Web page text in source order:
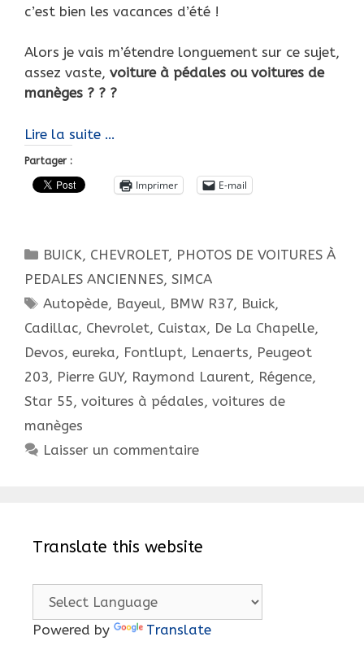
c’est bien les vacances d’été !
Alors je vais m’étendre longuement sur ce sujet,
assez vaste, voiture à pédales ou voitures de
manèges ? ? ?
Lire la suite …
PÉDALES
ou
MANÈGES
?
MERCI
NOS
AMIS
BELGES
POUR
!
Partager :
Imprimer E-mail
Catégories
BUICK, CHEVROLET, PHOTOS DE VOITURES À
PEDALES ANCIENNES, SIMCA
Étiquettes
Autopède, Bayeul, BMW R37, Buick,
Cadillac, Chevrolet, Cuistax, De La Chapelle,
Devos, eureka, Fontlupt, Lenaerts, Peugeot
203, Pierre GUY, Raymond Laurent, Régence,
Star 55, voitures à pédales, voitures de
manèges
Laisser un commentaire
Translate this website
Powered by Translate